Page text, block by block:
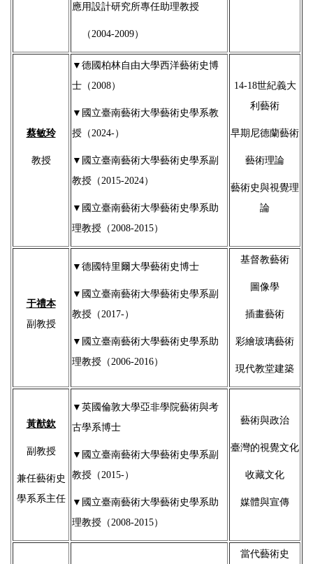
應用設計研究所專任助理教授
（2004-2009）
蔡敏玲
教授
▼ 德國柏林自由大學西洋藝術史博
士（2008）
▼ 國立臺南藝術大學藝術史學系教
授（ 2024-）
▼ 國立臺南藝術大學藝術史學系副
教授（ 2015-2024）
▼ 國立臺南藝術大學藝術史學系助
理教授（2008-2015）
14-18世紀義大
利藝術
早期尼德蘭藝術
藝術理論
藝術史與視覺理
論
于禮本
副教授
▼ 德國特里爾大學藝術史博士
▼ 國立臺南藝術大學藝術史學系副
教授（2017-）
▼ 國立臺南藝術大學藝術史學系助
理教授（2006-2016）
基督教藝術
圖像學
插畫藝術
彩繪玻璃藝術
現代教堂建築
黃猷欽
副教授
兼任藝術史
學系系主任
▼ 英國倫敦大學亞非學院藝術與考
古學系博士
▼ 國立臺南藝術大學藝術史學系副
教授（2015-）
▼ 國立臺南藝術大學藝術史學系助
理教授（2008-2015）
藝術與政治
臺灣的視覺文化
收藏文化
媒體與宣傳
當代藝術史